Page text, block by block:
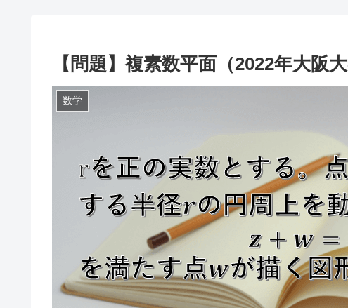
【問題】複素数平面（2022年大阪大
数学